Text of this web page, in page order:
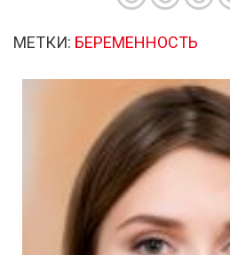
МЕТКИ: БЕРЕМЕННОСТЬ